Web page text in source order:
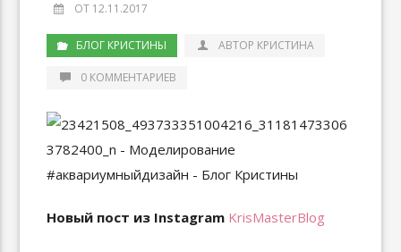
ОТ 12.11.2017
БЛОГ КРИСТИНЫ АВТОР КРИСТИНА
0 КОММЕНТАРИЕВ
Новый пост из Instagram KrisMasterBlog